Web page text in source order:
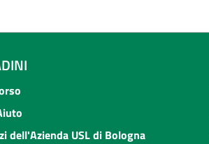
dell'Azienda USL di Bologna